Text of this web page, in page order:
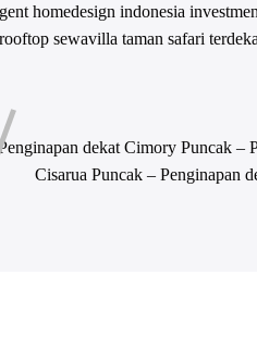
homedesign indonesia
rooftop sewavilla taman safari
dekat Cimory Puncak –
Cisarua Puncak – Penginapan